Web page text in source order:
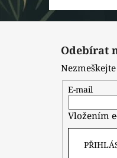
Odebírat
E-mail
Vložením